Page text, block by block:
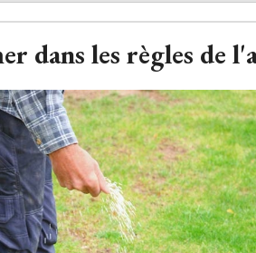
dans les règles de